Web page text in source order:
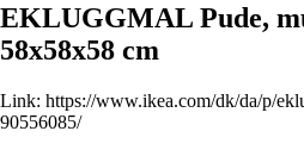
EKLUGGMAL Pude,
58x58x58 cm
Link: https://www.ikea.com/dk/da/p/
90556085/